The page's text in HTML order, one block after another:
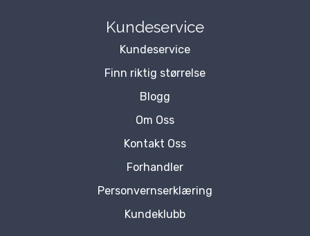
Kundeservice
Kundeservice
Finn riktig størrelse
Blogg
Om Oss
Kontakt Oss
Forhandler
Personvernserklæring
Kundeklubb